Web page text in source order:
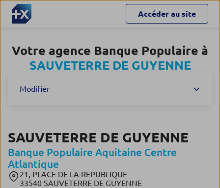
Accéder au site
Votre agence Banque Populaire à
SAUVETERRE DE GUYENNE
Modifier
SAUVETERRE DE GUYENNE
Banque Populaire Aquitaine Centre
Atlantique
21, PLACE DE LA REPUBLIQUE
33540 SAUVETERRE DE GUYENNE